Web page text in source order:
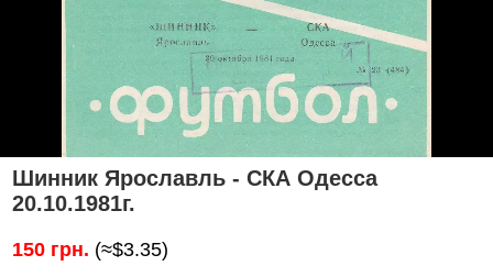
Шинник Ярославль - СКА Одесса
20.10.1981г.
150 грн. (≈$3.35)